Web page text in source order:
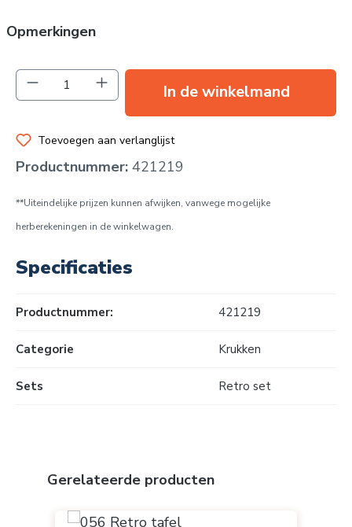
Opmerkingen
Producthoeveelheid: Voer de gewenste
In de winkelmand
Toevoegen aan verlanglijst
Productnummer: 421219
**Uiteindelijke prijzen kunnen afwijken, vanwege mogelijke
herberekeningen in de winkelwagen.
Specificaties
Productnummer: 421219
Categorie Krukken
Sets Retro set
Productgalerij overslaan
Gerelateerde producten